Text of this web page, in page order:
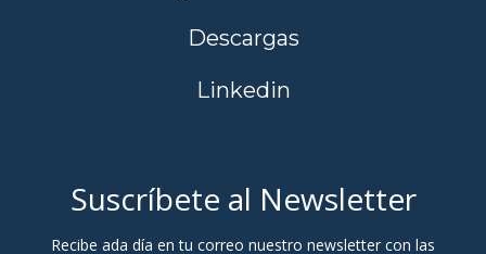
Descargas
Linkedin
Suscríbete al Newsletter
Recibe ada día en tu correo nuestro newsletter con las